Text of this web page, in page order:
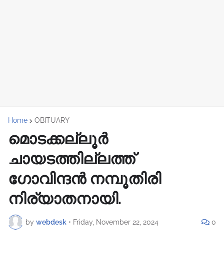
Home OBITUARY
മൊടക്കല്ലൂർ
ചായടത്തില്ലത്ത്
ഗോവിന്ദൻ നമ്പൂതിരി
നിര്യാതനായി.
by webdesk • Friday, November 22, 2024 0